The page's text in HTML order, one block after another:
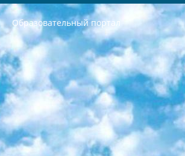
Образовательный портал
РЕСПУБЛИКА УЗБЕКИСТАН МИНИСТРЕРСТВО ДОШКОЛЬНОГО И ШКОЛЬНОГО ОБРАЗОВАНИЯ КОМАНДА в общеобразовательных учреждениях в 2023-2024 учебном году организация и проведение итоговой государственной аттестации обучающихся о Министра дошкольного и школьного образования Республики Узбекистан от 4 марта 2008 года (постановлением Минюста от 20 марта 2008 года № 1778 государственной регистрации) «Итоговое состояние учащихся общего среднего образования на основании положения об утверждении положения об аттестации общего среднего образования выпускной экзамен студентов в образовательных учреждениях в 2023-2024 учебном году В целях организации и прохождения аттестации приказываю: 1. Следующее: перечень предметов, по которым будет проводиться итоговая государственная аттестация и экзамен формы перевода согласно приложению 1; сертификаты международного образца, оценивающие уровень владения иностранными языками перечень согласно приложению 2; 2. Педагогический при специализированных образовательных учреждениях. научно-практический центр квалификации и международной оценки (Д.Давидова) 2024 г. До 25 марта: задания по предметам, по которым будет проводиться итоговая аттестация разработка и утверждение технических условий; итоговая аттестация на основании разработанного предметного задания разработка вопросов по предметам (устно и письменно), экзамен передача; общеобразовательные средние школы и специальные учебные заведения учащиеся выпускных классов школ и интернатов в агентской системе подготовка базы данных экзаменационных материалов и критериев оценки; перевод базы экзаменационных материалов на все языки обучения подать в Республиканский образовательный центр для изготовления; варианты экзаменов на основе разработанных контрольных материалов пусть будут поставлены задачи формирования. 3. Республиканский образовательный центр (Ш.Худайкулов) до 5 апреля 2024 года. до: база данных предоставленных экзаменационных материалов на все языки обучения перевод и экспертиза; для слепых, слабовидящих, глухих, слабослышащих и умственно отсталых детей учащиеся выпускных классов специализированных школ и школ-интернатов база данных экзаменационных материалов на всех преподаваемых языках подготовка критериев оценки; специализированные школы для умственно отсталых детей и технологии для учащихся выпускных классов школ-интернатов разработка соответствующих рекомендаций и критериев проведения ЕГЭ по естествознанию давать задания. 4. Педагогический при специализированных образовательных учреждениях. Научно-практический центр навыков и международной оценки (Д.Давидова), Республика образовательный центр (Худайкулов Ш.) итоговый государственный аттестационный экзамен ориентирован на творческое и логическое мышление при подготовке базы материалов учитывать введение заданий. 5. Следует отметить, что: сертификат государственного образца о знании общеобразовательного предмета и как минимум национальный уровень B1 по предметам на иностранных языках, указанным в Приложении 2. или международно признанный сертификат эквивалентного уровня студенты, изучающие определенный предмет, освобождаются от экзамена; по соответствующим предметам запланирована итоговая государственная аттестация за день до дня, путем жеребьевки Рабочей группой (в письменной форме по предметам, проводимым в форме) из числа сформированных вариантов выбрано 2 варианта; 2 выбранных варианта экзамена анонсированы на официальном сайте министерства и все выпускники по всей стране на основе этих вариантов проводит итоговую государственную аттестацию. 6. Государственное образование учащихся средних общеобразовательных учреждений. знания в соответствии с квалификационными требованиями, которые необходимо приобрести на основании стандартов итоговый (выпускной) контроль для 9 и 11 классов в целях тестирования Экзамены (далее – экзамены) состоят из предметов, перечисленных в приложении 1. будет сделано. 7. Экзамены пройдут с 26 мая по 15 июня 2024 г. (кроме науки физического воспитания). 8. Физическая для учащихся 9 классов общесредних образовательных учреждений. Экзамены по предмету «Образование, квалификация медицина» 1-6 мая 2024 года. сотрудники перевести под присмотр (с отклонениями в физическом или умственном развитии) специализированная школа для детей, школы-интернаты и со сколиозом школы-интернаты санаторного типа для больных детей исключены). 9. Он был слепым, слабовидящим и имел нарушения опорно-двигательного аппарата. экзамены в специализированных школах и интернатах для детей должны проводиться исходя из требований, предъявляемых к общеобразовательным учреждениям (физкультура кроме науки). 10. Специализированная школа для глухих и слабослышащих детей. и экзамены в интернатах и быть реализован в виде письменного теста по математике. 11. Специальность для умственно отсталых детей. Для 9 класса Родной язык и литературное письмо Государственный язык (язык обучения – узбекский). для неклассов) написано Математическое письмо Письменная/устная история Узбекистана Физическое воспитание практично Итоговый контроль Для 11 класса Написание родного языка и литературы (эссе) Математическое письмо Узбекский язык (обучение на узбекском языке) не посещающее общее среднее образование для учреждений)/Образовательное учреждение выбор письменный и устный Иностранный язык письменный/устный Письменная/устная история Узбекистана *По выбору студента:  Химия  Физика  Основы государственного права  География 10 бесплатных образовательных ресурсов - Мы составили подборку онлайн-проектов с интерактивными упражнениями, видеолекциями и статьями. Они помогут вам обрести новые и освежить старые знания бесплатно. 1. «ИНТУИТ» Старейшая образовательная площадка Рунета. Здесь вы найдёте сотни текстовых и видеокурсов на десятки различных тем — от программирования до психологии. Многие курсы подготовлены российскими университетами и крупными международными компаниями вроде Intel и Microsoft. Самостоятельное обучение бесплатное, но желающие могут оплатить услуги персональных наставников. 2. «Смартия» знакомит с актуальными профессиями и подсказывает, как им обучаться. Выбрав заинтересовавшую вас специальность — SMM-специалист, фотограф, веб-дизайнер или другую, — увидите список необходимых для неё умений. Чтобы вы могли освоить их самостоятельно, для каждого умения площадка отображает подборку ссылок на учебные материалы. Хотя «Смартия» ориентируется на русскоязычную аудиторию, часть контента всё же доступна только на английском. 3. «Лекторий Физтеха» Проект Московского физико-технического института (Физтеха). С его помощью вы можете смотреть онлайн серии лекций, записанные на видео в этом вузе. В числе доступных предметов — физика, биология, химия, информационные технологии и другие. К некоторым лекциям администрация ресурса прилагает готовые конспекты, которые можно скачивать в PDF-формате. 4. ITMOcourses Онлайн-площадка Санкт-Петербургского национального исследовательского университета информационных технологий, механики и оптики (ИТМО). Ресурс предоставляет свободный доступ к курсам, разработанным в этом вузе. Каталог материалов разбит на четыре категории: «Оптические системы и технологии», «Приборостроение и робототехника», «Информационные технологии» и «Биотехнологии». Курсы состоят из видеолекций, интерактивных демонстраций и заданий. 5. «КиберЛенинка» Электронная научная библиотека открытого доступа. Каталог площадки регулярно обрастает текстами статей из различных научных изданий. Сгруппированные по журналам и рубрикам публикации можно читать онлайн или скачивать целиком в PDF-формате. Проект нацелен на популяризацию науки за счёт открытого доступа к качественной информации. 6. «ПостНаука» На этом ресурсе публикуют подборки видеолекций, составленные экспертами из разных отраслей и объединённые общими темами. Среди них, к примеру, есть серии «Биоинформатика и геномика», «Культура средневековой Скандинавии» и Cinema Studies о теории кино. Каждая подборка лекций — логически связанная история, рассказанная экспертом от первого лица. Кроме того, на сайте появляются научно-образовательные статьи и тесты на разные темы. 7. «Newочём» Команда проекта «Newочём» отбирает самые интересные тексты из англоязычных СМИ и переводит те из них, за которые голосуют участники сообщества «ВКонтакте». По большей части это научно-популярные статьи. Редакторы придумывают лишь заголовки, в остальном содержание переводов соответствует оригиналам. Полные тексты можно читать прямо в социальной сети. 8. InternetUrok Онлайн-база материалов по основным дисциплинам школьной программы. Информация на сайте структурирована по классам,